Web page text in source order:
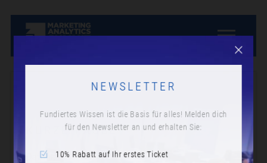
KURZE PAUSE
Datum:
NEWSLETTER
Fundiertes Wissen ist die Basis für alles! Melden dich
für den Newsletter an und erhalten Sie:
10% Rabatt auf Ihr erstes Ticket